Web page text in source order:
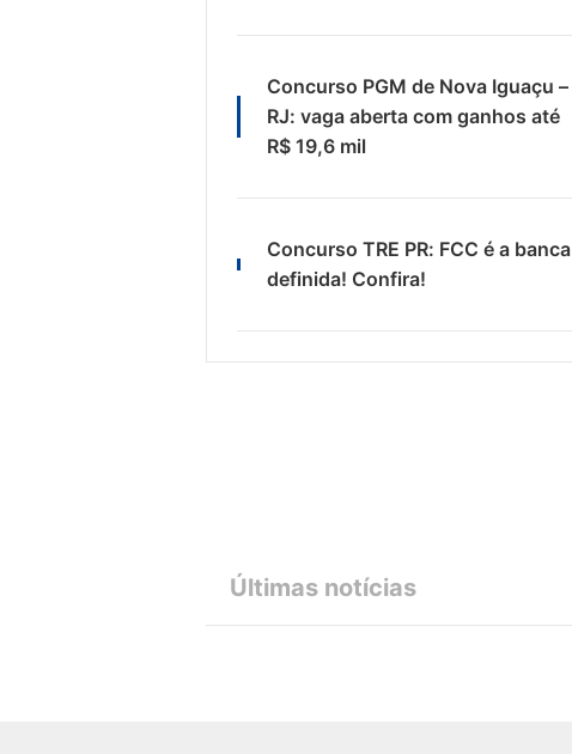
Concurso PGM de Nova Iguaçu –
RJ: vaga aberta com ganhos até
R$ 19,6 mil
Concurso TRE PR: FCC é a banca
definida! Confira!
Últimas notícias